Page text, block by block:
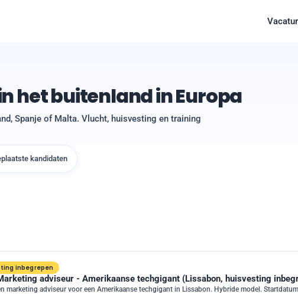
het buitenland in Europa
Spanje of Malta. Vlucht, huisvesting en training
kandidaten
inbegrepen
adviseur - Amerikaanse techgigant (Lissabon, huisvesting
marketing adviseur voor een Amerikaanse techgigant in Lissabon. Hybride model. Startdatum